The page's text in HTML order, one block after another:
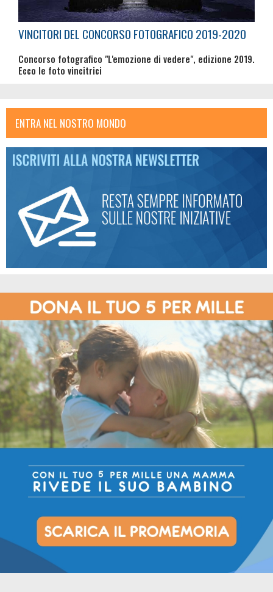
VINCITORI DEL CONCORSO FOTOGRAFICO 2019-2020
Concorso fotografico "L'emozione di vedere", edizione 2019.
Ecco le foto vincitrici
ENTRA NEL NOSTRO MONDO